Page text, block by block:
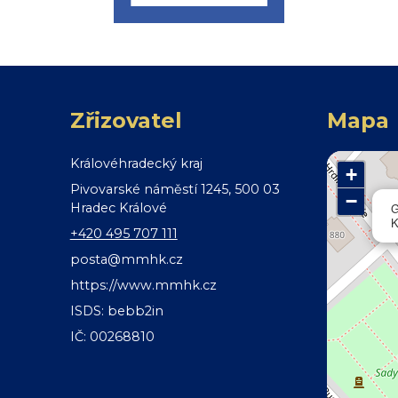
Zřizovatel
Královéhradecký kraj
Pivovarské náměstí 1245, 500 03
Hradec Králové
+420 495 707 111
posta@mmhk.cz
https://www.mmhk.cz
ISDS: bebb2in
IČ: 00268810
Mapa
+
−